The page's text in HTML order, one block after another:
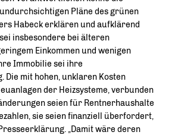
Pläne des grünen
Habeck erklären und aufklärend
insbesondere bei älteren
Einkommen und wenigen
Immobilie sei ihre
Die mit hohen, unklaren Kosten
der Heizsysteme, verbunden
seien für Rentnerhaushalte
sie seien finanziell überfordert,
„Damit wäre deren